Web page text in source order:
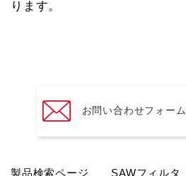
ります。
お問い合わせフォーム
製品検索ページ SAWフィルタ